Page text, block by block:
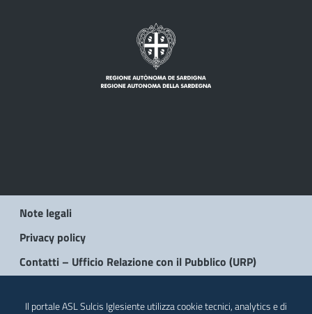
Note legali
Privacy policy
Contatti – Ufficio Relazione con il Pubblico (URP)
Il portale ASL Sulcis Iglesiente utilizza cookie tecnici, analytics e di